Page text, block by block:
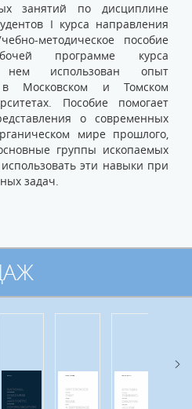
занятий по дисциплине
I курса направления
методическое пособие
программе курса
нем использован опыт
в Московском и Томском
Пособие помогает
о современных
мире прошлого,
группы ископаемых
эти навыки при
задач.